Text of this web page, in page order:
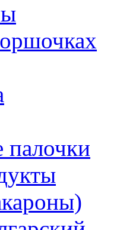
палочки